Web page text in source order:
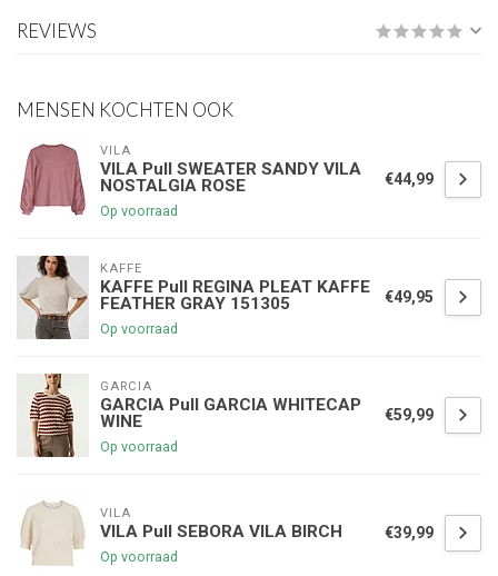
REVIEWS
MENSEN KOCHTEN OOK
VILA
VILA Pull SWEATER SANDY VILA
NOSTALGIA ROSE
Op voorraad
€44,99
KAFFE
KAFFE Pull REGINA PLEAT KAFFE
FEATHER GRAY 151305
Op voorraad
€49,95
GARCIA
GARCIA Pull GARCIA WHITECAP
WINE
Op voorraad
€59,99
VILA
VILA Pull SEBORA VILA BIRCH
Op voorraad
€39,99